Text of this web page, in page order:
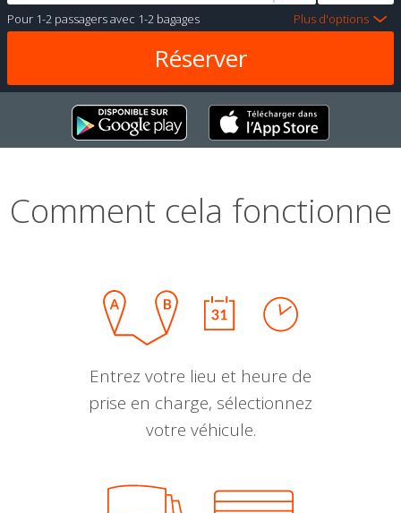
Pour 1-2 passagersavec 1-2 bagages Plus d'options
Comment cela fonctionne
Entrez votre lieu et heure de
prise en charge, sélectionnez
votre véhicule.